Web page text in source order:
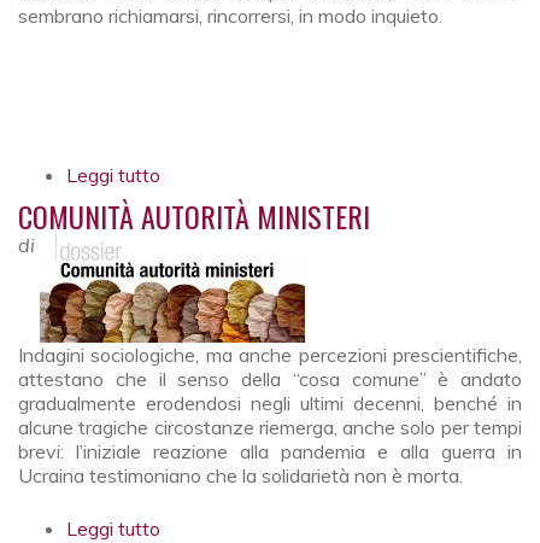
sembrano richiamarsi, rincorrersi, in modo inquieto.
Leggi tutto
COMUNITÀ AUTORITÀ MINISTERI
di
Indagini sociologiche, ma anche percezioni prescientifi­che,
attestano che il senso della “cosa comune” è andato
gradualmente erodendosi negli ultimi decenni, benché in
alcune tragiche circostanze riemerga, anche solo per tem­pi
brevi: l’iniziale reazione alla pandemia e alla guerra in
Ucraina testimoniano che la solidarietà non è morta.
Leggi tutto